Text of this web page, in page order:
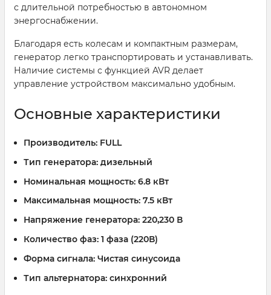
с длительной потребностью в автономном
энергоснабжении.
Благодаря есть колесам и компактным размерам,
генератор легко транспортировать и устанавливать.
Наличие системы с функцией AVR делает
управление устройством максимально удобным.
Основные характеристики
Производитель: FULL
Тип генератора: дизельный
Номинальная мощность: 6.8 кВт
Максимальная мощность: 7.5 кВт
Напряжение генератора: 220,230 В
Количество фаз: 1 фаза (220В)
Форма сигнала: Чистая синусоида
Тип альтернатора: синхронний